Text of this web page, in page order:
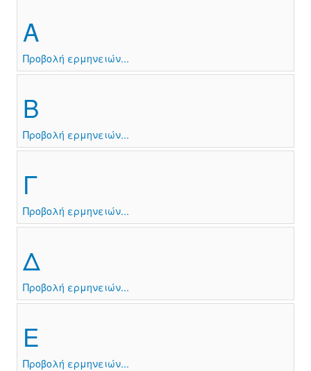
Α
Προβολή ερμηνειών...
Β
Προβολή ερμηνειών...
Γ
Προβολή ερμηνειών...
Δ
Προβολή ερμηνειών...
Ε
Προβολή ερμηνειών...